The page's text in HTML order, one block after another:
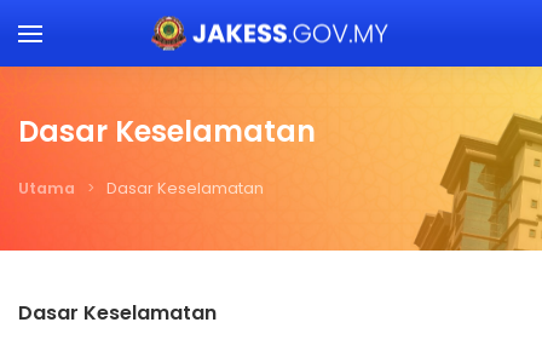
Skip to main content
Dasar Keselamatan
Utama Dasar Keselamatan
Dasar Keselamatan